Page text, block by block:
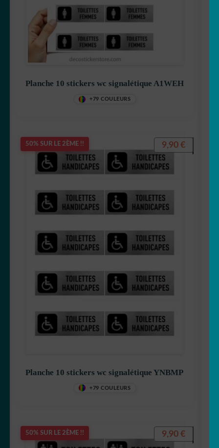
Planche 10 stickers wc signalétique A1WEH
+79 COULEURS
50% SUR LE 2ÈME !!
Planche 10 stickers wc signalétique YNBMP
+79 COULEURS
9,90 €
50% SUR LE 2ÈME !! 9,90 €